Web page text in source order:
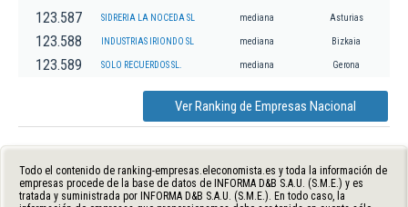
123.587 SIDRERIA LA NOCEDA SL mediana Asturias
123.588 INDUSTRIAS IRIONDO SL mediana Bizkaia
123.589 SOLO RECUERDOS SL. mediana Gerona
Ver Ranking de Empresas Nacional
Todo el contenido de ranking-empresas.eleconomista.es y toda la información de
empresas procede de la base de datos de INFORMA D&B S.A.U. (S.M.E.) y es
tratada y suministrada por INFORMA D&B S.A.U. (S.M.E.). En todo caso, la